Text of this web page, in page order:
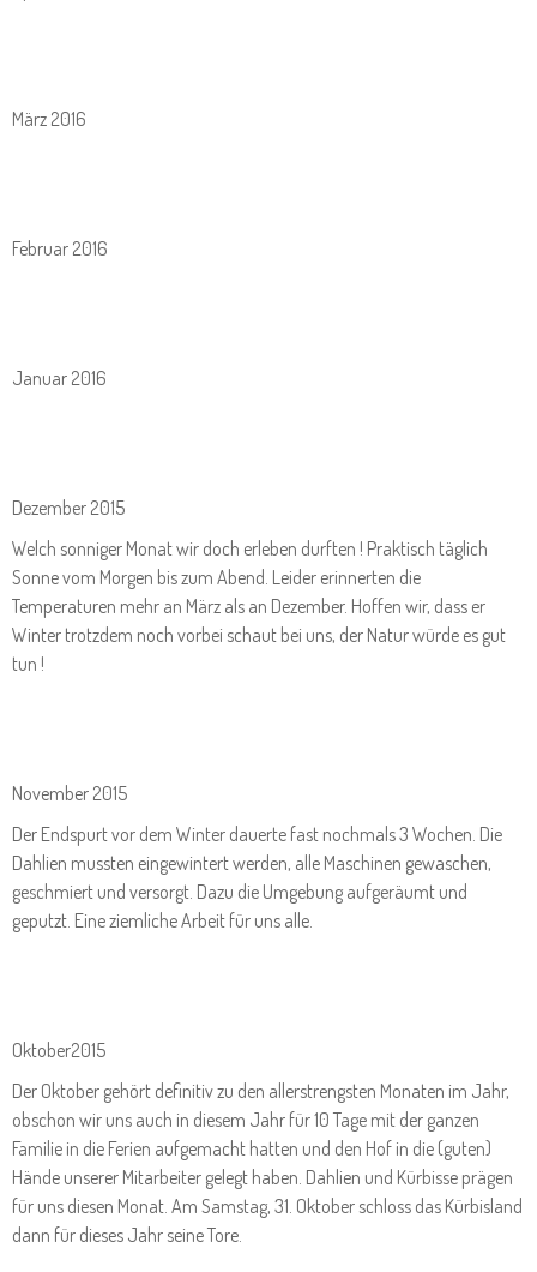
März 2016
Februar 2016
Januar 2016
Dezember 2015
Welch sonniger Monat wir doch erleben durften ! Praktisch täglich
Sonne vom Morgen bis zum Abend. Leider erinnerten die
Temperaturen mehr an März als an Dezember. Hoffen wir, dass er
Winter trotzdem noch vorbei schaut bei uns, der Natur würde es gut
tun !
November 2015
Der Endspurt vor dem Winter dauerte fast nochmals 3 Wochen. Die
Dahlien mussten eingewintert werden, alle Maschinen gewaschen,
geschmiert und versorgt. Dazu die Umgebung aufgeräumt und
geputzt. Eine ziemliche Arbeit für uns alle.
Oktober2015
Der Oktober gehört definitiv zu den allerstrengsten Monaten im Jahr,
obschon wir uns auch in diesem Jahr für 10 Tage mit der ganzen
Familie in die Ferien aufgemacht hatten und den Hof in die (guten)
Hände unserer Mitarbeiter gelegt haben. Dahlien und Kürbisse prägen
für uns diesen Monat. Am Samstag, 31. Oktober schloss das Kürbisland
dann für dieses Jahr seine Tore.